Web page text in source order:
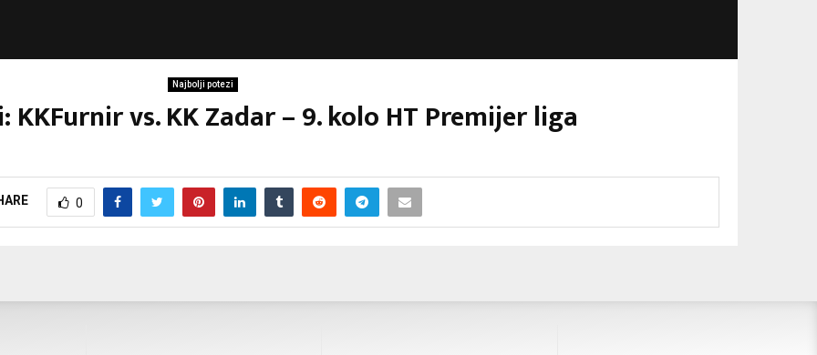
Najbolji potezi
vs. KK Zadar – 9. kolo HT Premijer liga
0